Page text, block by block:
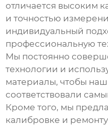
отличается высоким
и точностью
индивидуальный
профессиональную
Мы постоянно
технологии и
материалы, чтобы
соответствовали
Кроме того, мы
калибровке и